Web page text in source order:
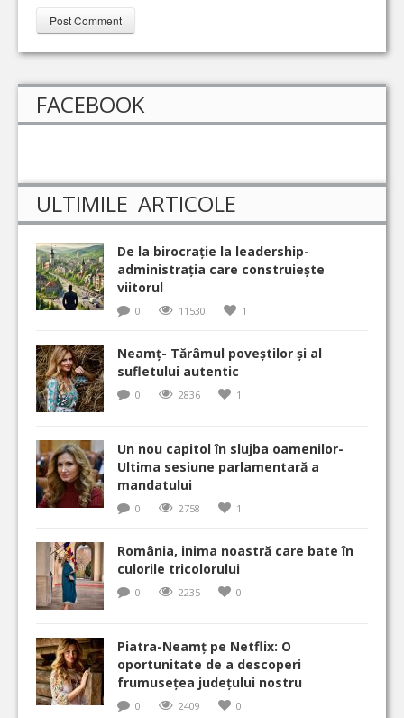
FACEBOOK
ULTIMILE ARTICOLE
De la birocrație la leadership-
administrația care construiește
viitorul
0 11530 1
Neamț- Tărâmul poveștilor și al
sufletului autentic
0 2836 1
Un nou capitol în slujba oamenilor-
Ultima sesiune parlamentară a
mandatului
0 2758 1
România, inima noastră care bate în
culorile tricolorului
0 2235 0
Piatra-Neamț pe Netflix: O
oportunitate de a descoperi
frumusețea județului nostru
0 2409 0